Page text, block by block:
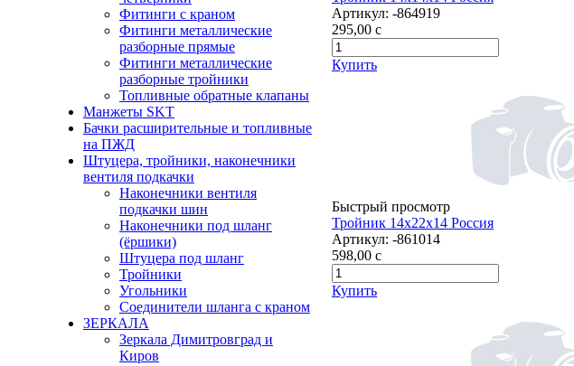
Фитинги с краном
Фитинги металлические
разборные прямые
Фитинги металлические
разборные тройники
Топливные обратные клапаны
Манжеты SKT
Бачки расширительные и топливные
на ПЖД
Штуцера, тройники, наконечники
вентиля подкачки
Наконечники вентиля
подкачки шин
Наконечники под шланг
(ёршики)
Штуцера под шланг
Тройники
Угольники
Соединители шланга с краном
ЗЕРКАЛА
Зеркала Димитровград и
Киров
Артикул: -864919
295,00 c
Купить
Быстрый просмотр
Тройник 14х22х14 Россия
Артикул: -861014
598,00 c
Купить